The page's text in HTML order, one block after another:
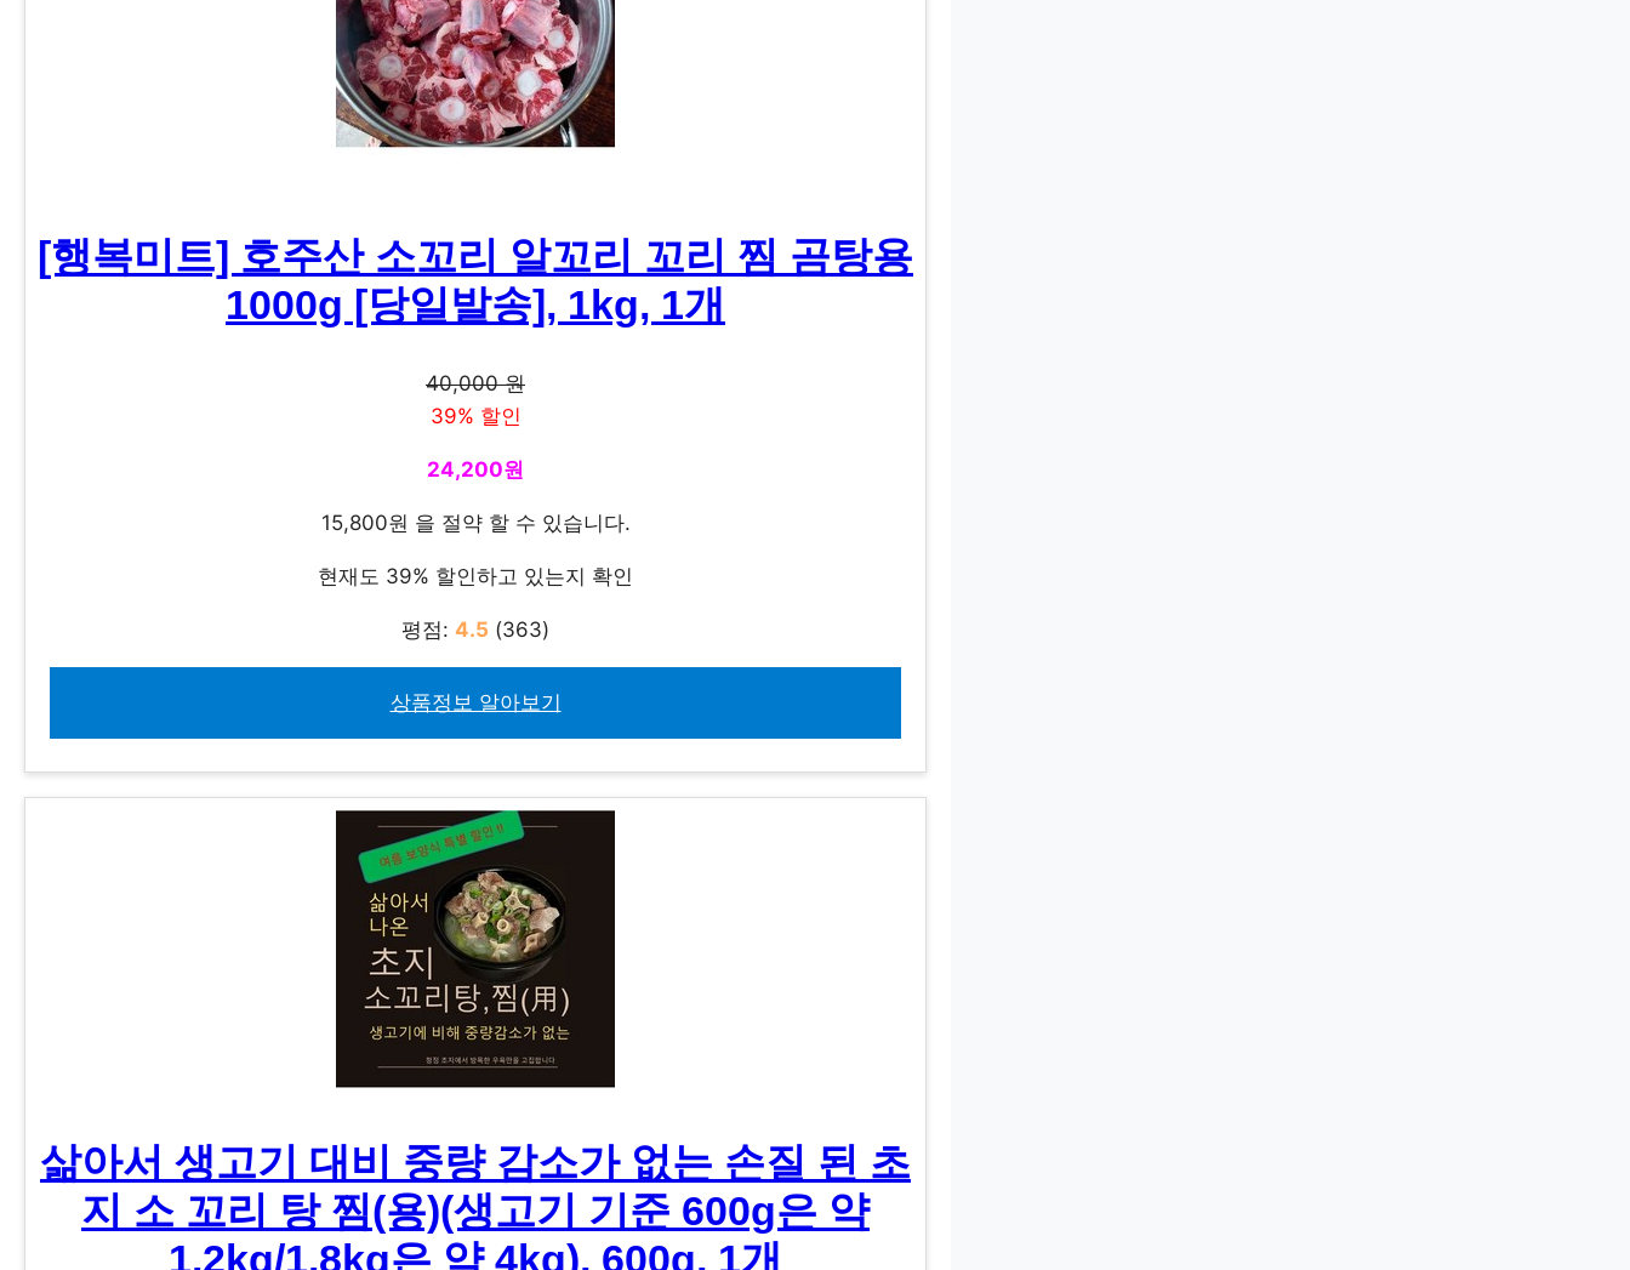
[행복미트] 호주산 소꼬리 알꼬리 꼬리 찜 곰탕용
1000g [당일발송], 1kg, 1개
40,000 원
39% 할인
24,200원
15,800원 을 절약 할 수 있습니다.
현재도 39% 할인하고 있는지 확인
평점: 4.5 (363)
상품정보 알아보기
삶아서 생고기 대비 중량 감소가 없는 손질 된 초
지 소 꼬리 탕 찜(용)(생고기 기준 600g은 약
1.2kg/1.8kg은 약 4kg), 600g, 1개